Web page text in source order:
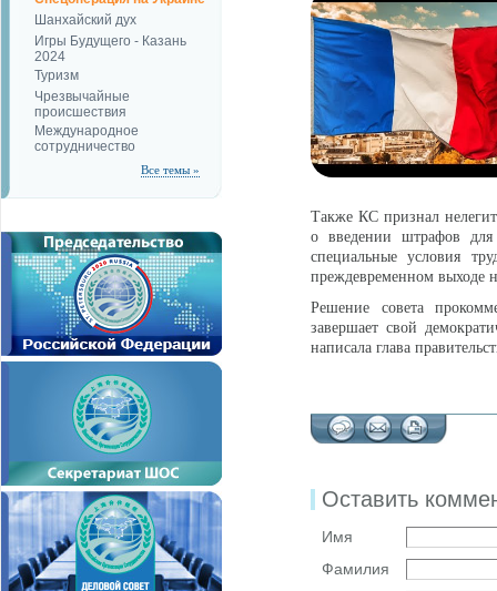
Шанхайский дух
Игры Будущего - Казань
2024
Туризм
Чрезвычайные
происшествия
Международное
сотрудничество
Все темы »
Также КС признал
о введении штрафов для
специальные условия
преждевременном выходе
Решение совета
завершает свой
написала глава
Оставить
Имя
Фамилия